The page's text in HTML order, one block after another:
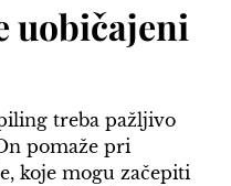
uobičajeni
treba pažljivo
pomaže pri
koje mogu začepiti